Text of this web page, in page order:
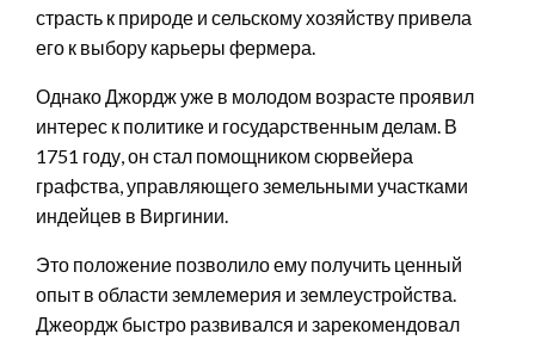
страсть к природе и сельскому хозяйству привела
его к выбору карьеры фермера.
Однако Джордж уже в молодом возрасте проявил
интерес к политике и государственным делам. В
1751 году, он стал помощником сюрвейера
графства, управляющего земельными участками
индейцев в Виргинии.
Это положение позволило ему получить ценный
опыт в области землемерия и землеустройства.
Джеордж быстро развивался и зарекомендовал